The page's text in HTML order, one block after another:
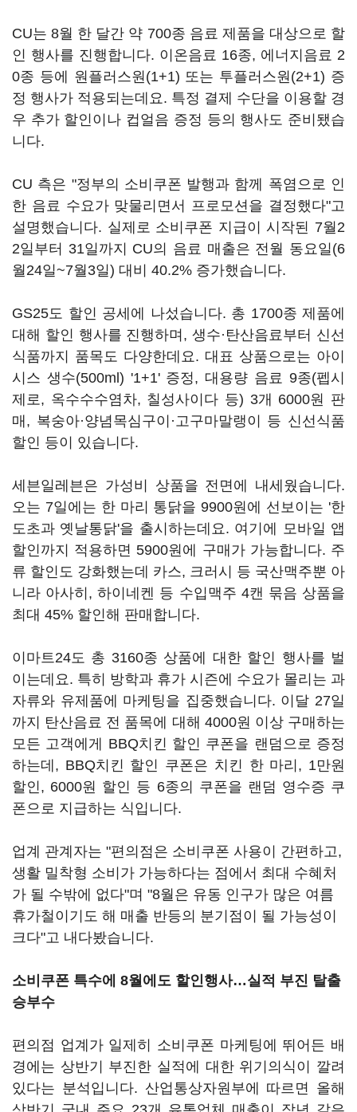
CU는 8월 한 달간 약 700종 음료 제품을 대상으로 할
인 행사를 진행합니다. 이온음료 16종, 에너지음료 2
0종 등에 원플러스원(1+1) 또는 투플러스원(2+1) 증
정 행사가 적용되는데요. 특정 결제 수단을 이용할 경
우 추가 할인이나 컵얼음 증정 등의 행사도 준비됐습
니다.
CU 측은 "정부의 소비쿠폰 발행과 함께 폭염으로 인
한 음료 수요가 맞물리면서 프로모션을 결정했다"고
설명했습니다. 실제로 소비쿠폰 지급이 시작된 7월2
2일부터 31일까지 CU의 음료 매출은 전월 동요일(6
월24일~7월3일) 대비 40.2% 증가했습니다.
GS25도 할인 공세에 나섰습니다. 총 1700종 제품에
대해 할인 행사를 진행하며, 생수·탄산음료부터 신선
식품까지 품목도 다양한데요. 대표 상품으로는 아이
시스 생수(500ml) '1+1' 증정, 대용량 음료 9종(펩시
제로, 옥수수수염차, 칠성사이다 등) 3개 6000원 판
매, 복숭아·양념목심구이·고구마말랭이 등 신선식품
할인 등이 있습니다.
세븐일레븐은 가성비 상품을 전면에 내세웠습니다.
오는 7일에는 한 마리 통닭을 9900원에 선보이는 '한
도초과 옛날통닭'을 출시하는데요. 여기에 모바일 앱
할인까지 적용하면 5900원에 구매가 가능합니다. 주
류 할인도 강화했는데 카스, 크러시 등 국산맥주뿐 아
니라 아사히, 하이네켄 등 수입맥주 4캔 묶음 상품을
최대 45% 할인해 판매합니다.
이마트24도 총 3160종 상품에 대한 할인 행사를 벌
이는데요. 특히 방학과 휴가 시즌에 수요가 몰리는 과
자류와 유제품에 마케팅을 집중했습니다. 이달 27일
까지 탄산음료 전 품목에 대해 4000원 이상 구매하는
모든 고객에게 BBQ치킨 할인 쿠폰을 랜덤으로 증정
하는데, BBQ치킨 할인 쿠폰은 치킨 한 마리, 1만원
할인, 6000원 할인 등 6종의 쿠폰을 랜덤 영수증 쿠
폰으로 지급하는 식입니다.
업계 관계자는 "편의점은 소비쿠폰 사용이 간편하고,
생활 밀착형 소비가 가능하다는 점에서 최대 수혜처
가 될 수밖에 없다"며 "8월은 유동 인구가 많은 여름
휴가철이기도 해 매출 반등의 분기점이 될 가능성이
크다"고 내다봤습니다.
소비쿠폰 특수에 8월에도 할인행사…실적 부진 탈출
승부수
편의점 업계가 일제히 소비쿠폰 마케팅에 뛰어든 배
경에는 상반기 부진한 실적에 대한 위기의식이 깔려
있다는 분석입니다. 산업통상자원부에 따르면 올해